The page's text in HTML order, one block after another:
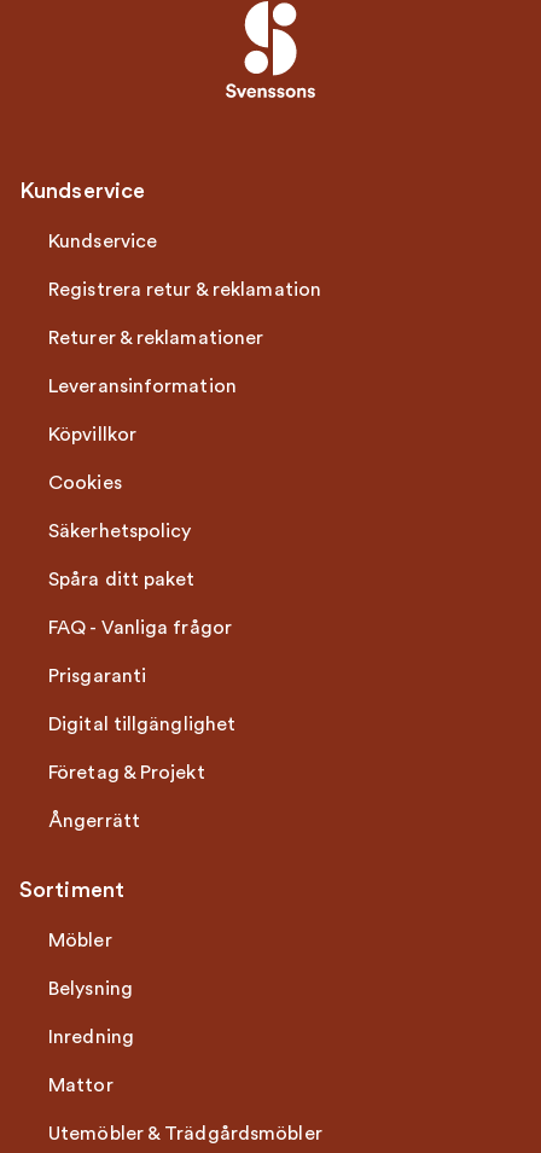
Kundservice
Kundservice
Registrera retur & reklamation
Returer & reklamationer
Leveransinformation
Köpvillkor
Cookies
Säkerhetspolicy
Spåra ditt paket
FAQ - Vanliga frågor
Prisgaranti
Digital tillgänglighet
Företag & Projekt
Ångerrätt
Sortiment
Möbler
Belysning
Inredning
Mattor
Utemöbler & Trädgårdsmöbler